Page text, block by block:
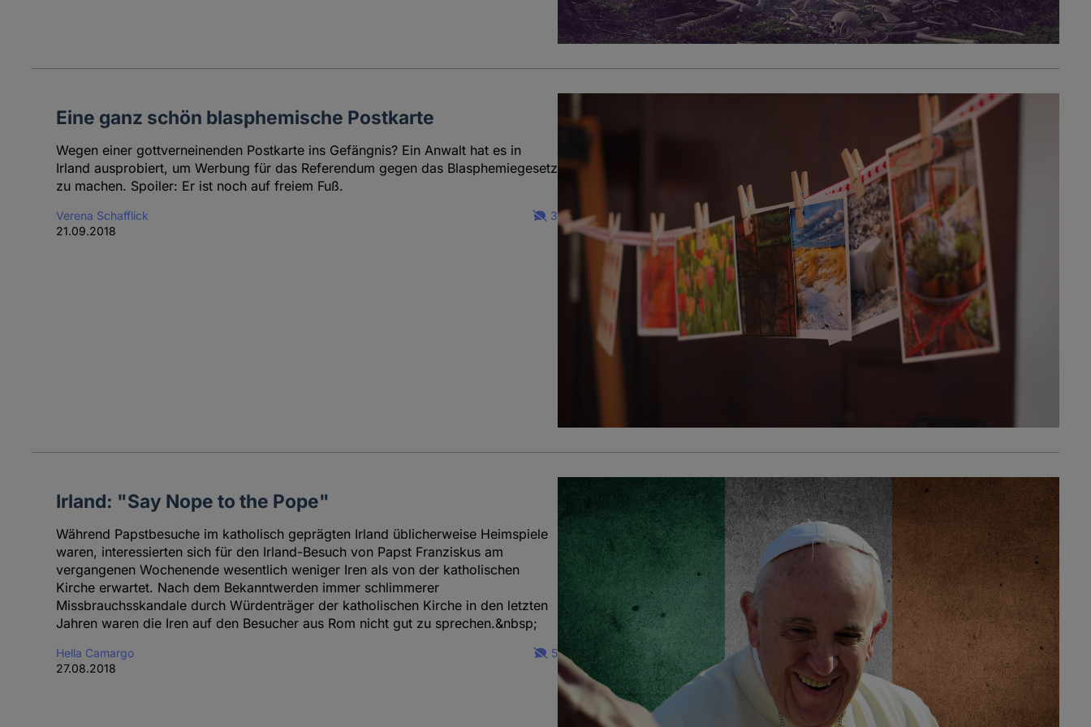
Eine ganz schön blasphemische Postkarte
Wegen einer gottverneinenden Postkarte ins Gefängnis? Ein Anwalt hat es in
Irland ausprobiert, um Werbung für das Referendum gegen das Blasphemiegesetz
zu machen. Spoiler: Er ist noch auf freiem Fuß.
Verena Schafflick
21.09.2018
3
Irland: "Say Nope to the Pope"
Während Papstbesuche im katholisch geprägten Irland üblicherweise Heimspiele
waren, interessierten sich für den Irland-Besuch von Papst Franziskus am
vergangenen Wochenende wesentlich weniger Iren als von der katholischen
Kirche erwartet. Nach dem Bekanntwerden immer schlimmerer
Missbrauchsskandale durch Würdenträger der katholischen Kirche in den letzten
Jahren waren die Iren auf den Besucher aus Rom nicht gut zu sprechen.&nbsp;
Hella Camargo
27.08.2018
5